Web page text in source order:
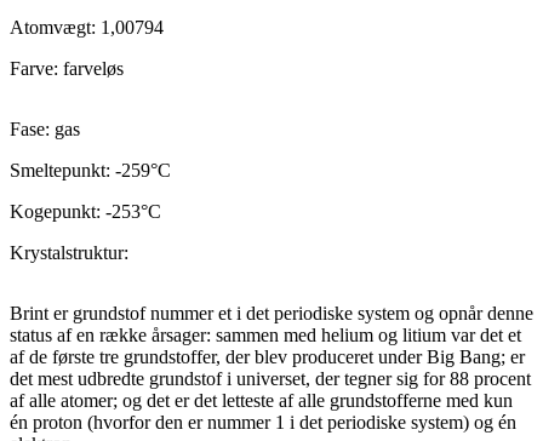
Atomvægt: 1,00794
Farve: farveløs
Fase: gas
Smeltepunkt: -259°C
Kogepunkt: -253°C
Krystalstruktur:
Brint er grundstof nummer et i det periodiske system og opnår denne
status af en række årsager: sammen med helium og litium var det et
af de første tre grundstoffer, der blev produceret under Big Bang; er
det mest udbredte grundstof i universet, der tegner sig for 88 procent
af alle atomer; og det er det letteste af alle grundstofferne med kun
én proton (hvorfor den er nummer 1 i det periodiske system) og én